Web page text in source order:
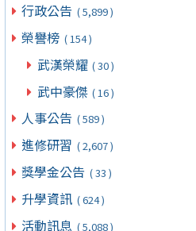
行政公告 ( 5,899 )
榮譽榜 ( 154 )
武漢榮耀 ( 30 )
武中豪傑 ( 16 )
人事公告 ( 589 )
進修研習 ( 2,607 )
獎學金公告 ( 33 )
升學資訊 ( 624 )
活動訊息 ( 5,088 )